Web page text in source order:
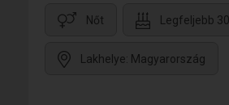
Nőt Legfeljebb
Lakhelye: Magyarország